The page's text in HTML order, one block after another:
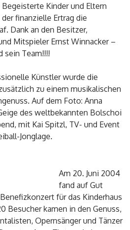
Kinder und Eltern
finanzielle Ertrag die
Dank an den Besitzer,
Mitspieler Ernst Winnacker –
sein Team!!!!
Künstler wurde die
zu einem musikalischen
Auf dem Foto: Anna
des weltbekannten Bolschoi
mit Kai Spitzl, TV- und Event
Jonglage.
Am 20. Juni 2004
fand auf Gut
für das Kinderhaus
Besucher kamen in den Genuss,
Opernsänger und Tänzer